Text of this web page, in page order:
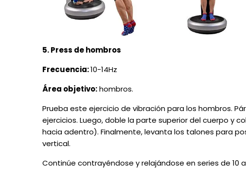
5. Press de hombros
Frecuencia:10-14Hz
Área objetivo:hombros.
Prueba este ejercicio de vibración para los hombros.
ejercicios. Luego, doble la parte superior del cuerpo y
hacia adentro). Finalmente, levanta los talones para
vertical.
Continúe contrayéndose y relajándose en series de 10